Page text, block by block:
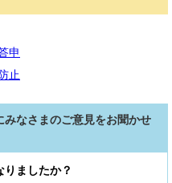
申
止
みなさまのご意見をお聞かせ
ましたか？